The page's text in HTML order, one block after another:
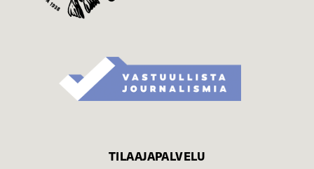
TILAAJAPALVELU